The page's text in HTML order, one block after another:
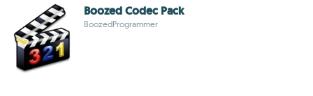
Boozed Codec Pack
BoozedProgrammer